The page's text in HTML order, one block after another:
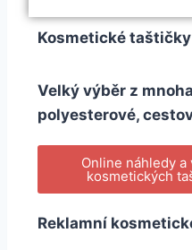
Kosmetické taštičky
Velký výběr z
polyesterové,
Online náhledy
kosmetických
Reklamní